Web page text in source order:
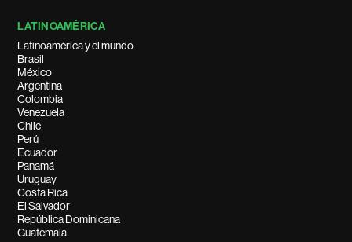
LATINOAMÉRICA
Latinoamérica y el mundo
Brasil
México
Argentina
Colombia
Venezuela
Chile
Perú
Ecuador
Panamá
Uruguay
Costa Rica
El Salvador
República Dominicana
Guatemala